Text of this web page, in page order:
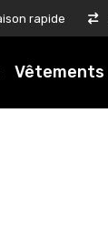
rapide
Vêtements